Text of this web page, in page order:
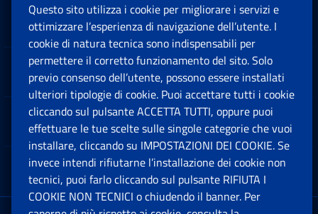
Sedi e Contatti
Software
Note Legali
App mobile
Questo sito utilizza i cookie per migliorare i servizi e
ottimizzare l’esperienza di navigazione dell’utente. I
cookie di natura tecnica sono indispensabili per
permettere il corretto funzionamento del sito. Solo
previo consenso dell’utente, possono essere installati
ulteriori tipologie di cookie. Puoi accettare tutti i cookie
cliccando sul pulsante ACCETTA TUTTI, oppure puoi
effettuare le tue scelte sulle singole categorie che vuoi
installare, cliccando su IMPOSTAZIONI DEI COOKIE. Se
invece intendi rifiutarne l’installazione dei cookie non
tecnici, puoi farlo cliccando sul pulsante RIFIUTA I
COOKIE NON TECNICI o chiudendo il banner. Per